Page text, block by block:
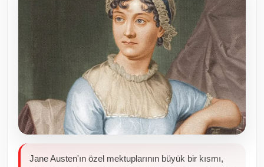
Sivil Toplum Kuruluşları
Kamu Kurumları ve Üst Kurullar
Resmi Reklamlar
Jane Austen'ın özel mektuplarının büyük bir kısmı,